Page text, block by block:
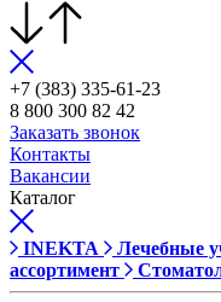
+7 (383) 335-61-23
8 800 300 82 42
Заказать звонок
Контакты
Вакансии
Каталог
INEKTA Лечебные
ассортимент